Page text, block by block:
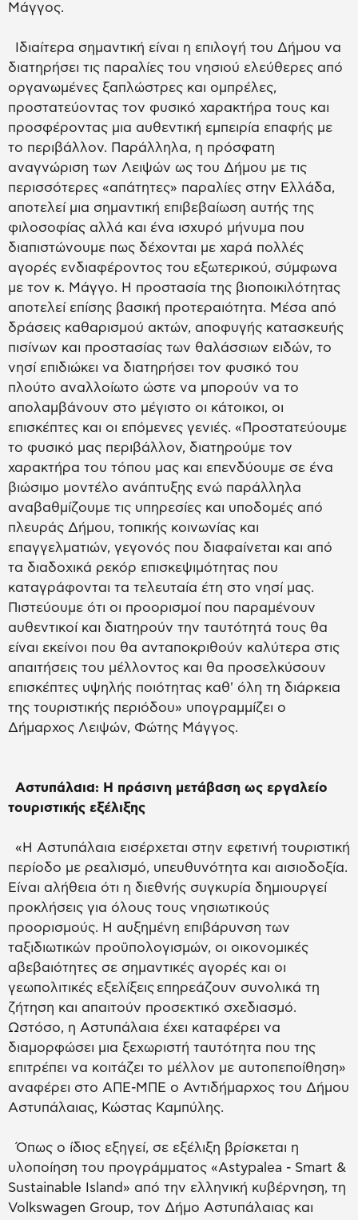
Μάγγος.
Ιδιαίτερα σημαντική είναι η επιλογή του Δήμου να
διατηρήσει τις παραλίες του νησιού ελεύθερες από
οργανωμένες ξαπλώστρες και ομπρέλες,
προστατεύοντας τον φυσικό χαρακτήρα τους και
προσφέροντας μια αυθεντική εμπειρία επαφής με
το περιβάλλον. Παράλληλα, η πρόσφατη
αναγνώριση των Λειψών ως του Δήμου με τις
περισσότερες «απάτητες» παραλίες στην Ελλάδα,
αποτελεί μια σημαντική επιβεβαίωση αυτής της
φιλοσοφίας αλλά και ένα ισχυρό μήνυμα που
διαπιστώνουμε πως δέχονται με χαρά πολλές
αγορές ενδιαφέροντος του εξωτερικού, σύμφωνα
με τον κ. Μάγγο. Η προστασία της βιοποικιλότητας
αποτελεί επίσης βασική προτεραιότητα. Μέσα από
δράσεις καθαρισμού ακτών, αποφυγής κατασκευής
πισίνων και προστασίας των θαλάσσιων ειδών, το
νησί επιδιώκει να διατηρήσει τον φυσικό του
πλούτο αναλλοίωτο ώστε να μπορούν να το
απολαμβάνουν στο μέγιστο οι κάτοικοι, οι
επισκέπτες και οι επόμενες γενιές. «Προστατεύουμε
το φυσικό μας περιβάλλον, διατηρούμε τον
χαρακτήρα του τόπου μας και επενδύουμε σε ένα
βιώσιμο μοντέλο ανάπτυξης ενώ παράλληλα
αναβαθμίζουμε τις υπηρεσίες και υποδομές από
πλευράς Δήμου, τοπικής κοινωνίας και
επαγγελματιών, γεγονός που διαφαίνεται και από
τα διαδοχικά ρεκόρ επισκεψιμότητας που
καταγράφονται τα τελευταία έτη στο νησί μας.
Πιστεύουμε ότι οι προορισμοί που παραμένουν
αυθεντικοί και διατηρούν την ταυτότητά τους θα
είναι εκείνοι που θα ανταποκριθούν καλύτερα στις
απαιτήσεις του μέλλοντος και θα προσελκύσουν
επισκέπτες υψηλής ποιότητας καθ' όλη τη διάρκεια
της τουριστικής περιόδου» υπογραμμίζει ο
Δήμαρχος Λειψών, Φώτης Μάγγος.
Αστυπάλαια: Η πράσινη μετάβαση ως εργαλείο
τουριστικής εξέλιξης
«Η Αστυπάλαια εισέρχεται στην εφετινή τουριστική
περίοδο με ρεαλισμό, υπευθυνότητα και αισιοδοξία.
Είναι αλήθεια ότι η διεθνής συγκυρία δημιουργεί
προκλήσεις για όλους τους νησιωτικούς
προορισμούς. Η αυξημένη επιβάρυνση των
ταξιδιωτικών προϋπολογισμών, οι οικονομικές
αβεβαιότητες σε σημαντικές αγορές και οι
γεωπολιτικές εξελίξεις επηρεάζουν συνολικά τη
ζήτηση και απαιτούν προσεκτικό σχεδιασμό.
Ωστόσο, η Αστυπάλαια έχει καταφέρει να
διαμορφώσει μια ξεχωριστή ταυτότητα που της
επιτρέπει να κοιτάζει το μέλλον με αυτοπεποίθηση»
αναφέρει στο ΑΠΕ-ΜΠΕ ο Αντιδήμαρχος του Δήμου
Αστυπάλαιας, Κώστας Καμπύλης.
Όπως ο ίδιος εξηγεί, σε εξέλιξη βρίσκεται η
υλοποίηση του προγράμματος «Astypalea - Smart &
Sustainable Island» από την ελληνική κυβέρνηση, τη
Volkswagen Group, τον Δήμο Αστυπάλαιας και